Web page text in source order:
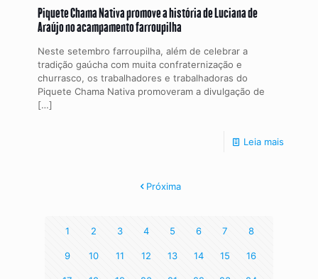
Piquete Chama Nativa promove a história de Luciana de
Araújo no acampamento farroupilha
Neste setembro farroupilha, além de celebrar a
tradição gaúcha com muita confraternização e
churrasco, os trabalhadores e trabalhadoras do
Piquete Chama Nativa promoveram a divulgação de
[…]
Leia mais
Próxima
1 2 3 4 5 6 7 8
9 10 11 12 13 14 15 16